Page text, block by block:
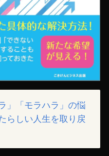
」「モラハラ」の悩
らしい人生を取り戻